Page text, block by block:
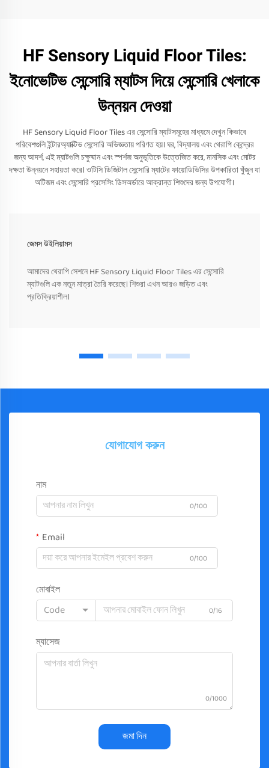
HF Sensory Liquid Floor Tiles:
ইনোভেটিভ সেন্সোরি ম্যাটস দিয়ে সেন্সোরি খেলাকে
উন্নয়ন দেওয়া
HF Sensory Liquid Floor Tiles এর সেন্সোরি ম্যাটসমূহের মাধ্যমে দেখুন কিভাবে
পরিবেশগুলি ইন্টারঅ্যাক্টিভ সেন্সোরি অভিজ্ঞতায় পরিণত হয়। ঘর, বিদ্যালয় এবং থেরাপি কেন্দ্রের
জন্য আদর্শ, এই ম্যাটগুলি চক্ষুষ্মান এবং স্পর্শজ অনুভূতিকে উত্তেজিত করে, মানসিক এবং মোটর
দক্ষতা উন্নয়নে সহায়তা করে। ওটিসি ডিজিটাল সেন্সোরি ম্যাটের ফায়োডিভিসির উপকারিতা খুঁজুন যা
অটিজম এবং সেন্সোরি প্রসেসিং ডিসঅর্ডারে আক্রান্ত শিশুদের জন্য উপযোগী।
জেমস উইলিয়ামস
আমাদের থেরাপি সেশনে HF Sensory Liquid Floor Tiles এর সেন্সোরি
ম্যাটগুলি এক নতুন মাত্রা তৈরি করেছে। শিশুরা এখন আরও জড়িত এবং
প্রতিক্রিয়াশীল।
যোগাযোগ করুন
নাম
0/100
Email
0/100
মোবাইল
Code
0/16
ম্যাসেজ
0/1000
জমা দিন